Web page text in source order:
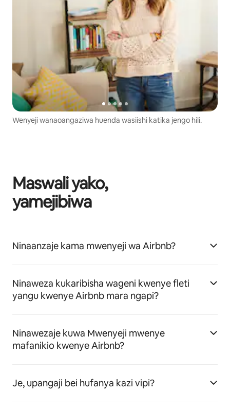
Wenyeji wanaoangaziwa huenda wasiishi katika jengo hili.
Maswali yako,
yamejibiwa
Ninaanzaje kama mwenyeji wa Airbnb?
Ninaweza kukaribisha wageni kwenye fleti
yangu kwenye Airbnb mara ngapi?
Ninawezaje kuwa Mwenyeji mwenye
mafanikio kwenye Airbnb?
Je, upangaji bei hufanya kazi vipi?